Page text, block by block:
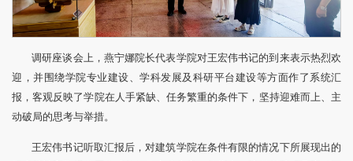
调研座谈会上，燕宁娜院长代表学院对王宏伟书记的到来表示热烈欢
迎，并围绕学院专业建设、学科发展及科研平台建设等方面作了系统汇
报，客观反映了学院在人手紧缺、任务繁重的条件下，坚持迎难而上、主
动破局的思考与举措。
王宏伟书记听取汇报后，对建筑学院在条件有限的情况下所展现出的